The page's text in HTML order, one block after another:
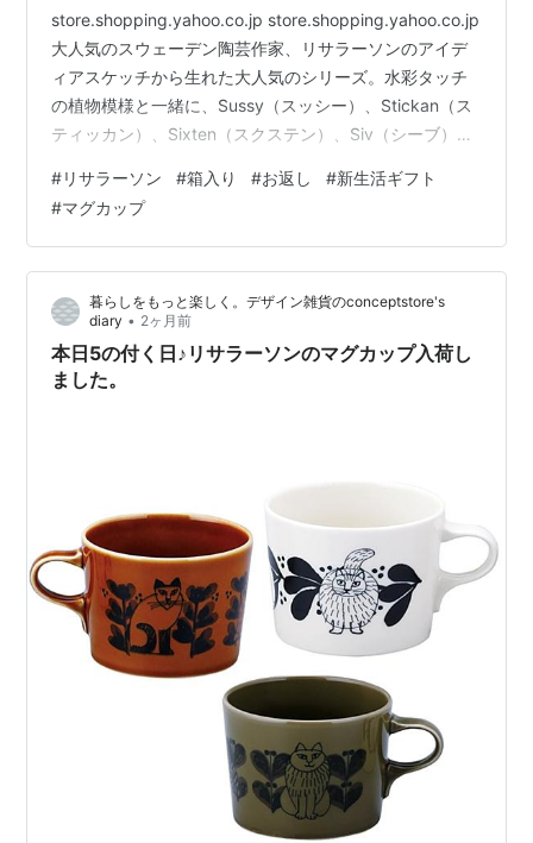
store.shopping.yahoo.co.jp store.shopping.yahoo.co.jp
大人気のスウェーデン陶芸作家、リサラーソンのアイデ
ィアスケッチから生れた大人気のシリーズ。水彩タッチ
の植物模様と一緒に、Sussy（スッシー）、Stickan（ス
ティッカン）、Sixten（スクステン）、Siv（シーブ）の
き。 store.shopping.yahoo.co.jp
store.shopping.yahoo.co.jp store.shopping.yahoo.co.jp
箱入りなのでギフトにおすすめです。 入学や就職のお
祝…
#リサラーソン #箱入り #お返し #新生活ギフト
#マグカップ
暮らしをもっと楽しく。デザイン雑貨のconceptstore's
diary • 2ヶ月前
本日5の付く日♪リサラーソンのマグカップ入荷し
ました。